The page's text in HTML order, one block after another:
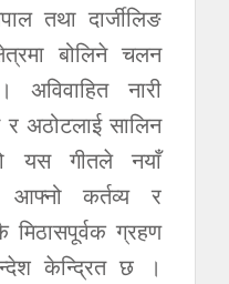
तथा दार्जीलिङ
बोलिने चलन
नारी
अठोटलाई सालिन
यस गीतले नयाँ
आफ्नो कर्तव्य र
मिठासपूर्वक ग्रहण
केन्द्रित छ ।